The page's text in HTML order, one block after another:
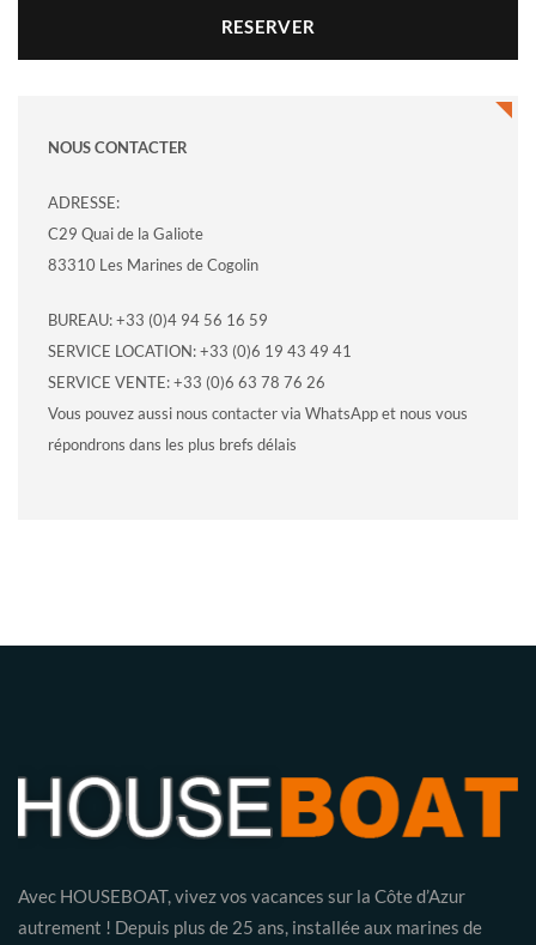
RESERVER
NOUS CONTACTER
ADRESSE:
C29 Quai de la Galiote
83310 Les Marines de Cogolin
BUREAU: +33 (0)4 94 56 16 59
SERVICE LOCATION: +33 (0)6 19 43 49 41
SERVICE VENTE: +33 (0)6 63 78 76 26
Vous pouvez aussi nous contacter via WhatsApp et nous vous
répondrons dans les plus brefs délais
Avec HOUSEBOAT, vivez vos vacances sur la Côte d’Azur
autrement ! Depuis plus de 25 ans, installée aux marines de